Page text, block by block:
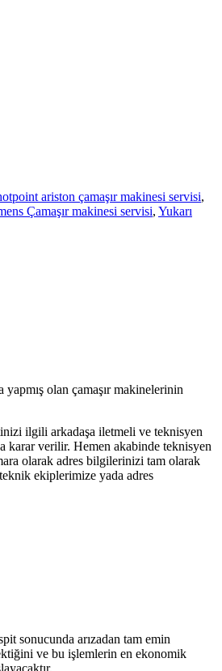
ariston çamaşır makinesi servisi,
Çamaşır makinesi servisi, Yukarı
olan çamaşır makinelerinin
ilgili arkadaşa iletmeli ve teknisyen
karar verilir. Hemen akabinde teknisyen
olarak adres bilgilerinizi tam olarak
ekiplerimize yada adres
sonucunda arızadan tam emin
ve bu işlemlerin en ekonomik